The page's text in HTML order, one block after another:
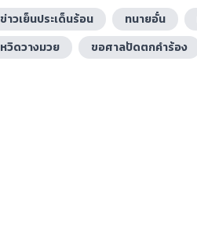
ข่าวเย็นประเด็นร้อน ทนายอั๋น
หวิดวางมวย
ขอศาลปัดตกคำร้อง